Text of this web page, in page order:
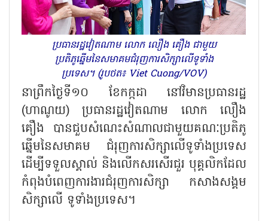
ប្រធានរដ្ឋវៀតណាម លោក លឿង គឿង ជាមួយ
ប្រតិភូឆ្នើមនៃសមាគមជំរុញការសិក្សាលើទូទាំង
ប្រទេស។ (រូបថត៖ Viet Cuong/VOV)
នាព្រឹកថ្ងៃទី១០ ខែកក្កដា នៅវិមានប្រធានរដ្ឋ
(ហាណូយ) ប្រធានរដ្ឋវៀតណាម លោក លឿង
គឿង បានជួបសំណេះសំណាលជាមួយគណៈប្រតិភូ
ឆ្នើមនៃសមាគម ជំរុញការសិក្សាលើទូទាំងប្រទេស
ដើម្បីទទួលស្គាល់ និងលើកសរសើរជួរ បុគ្គលិកដែល
កំពុងបំពេញការងារជំរុញការសិក្សា កសាងសង្គម
សិក្សាលើ ទូទាំងប្រទេស។